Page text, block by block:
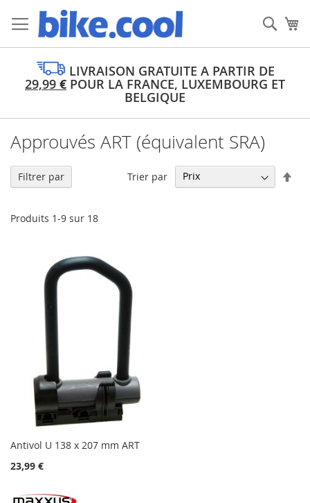
au
contenu
LIVRAISON GRATUITE A PARTIR DE
29,99 € POUR LA FRANCE, LUXEMBOURG ET
BELGIQUE
Approuvés ART (équivalent SRA)
Produits 1-9 sur 18
Trier par
Antivol U 138 x 207 mm ART
23,99 €
Filtrer par